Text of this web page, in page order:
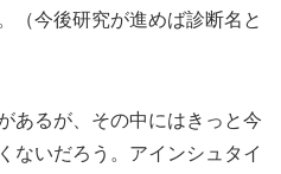
（今後研究が進めば診断名と
あるが、その中にはきっと今
ないだろう。アインシュタイ